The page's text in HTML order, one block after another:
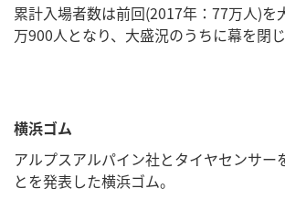
累計入場者数は前回(2017年：77万人)を
万900人となり、大盛況のうちに幕を閉じ
横浜ゴム
アルプスアルパイン社とタイヤセンサー
とを発表した横浜ゴム。